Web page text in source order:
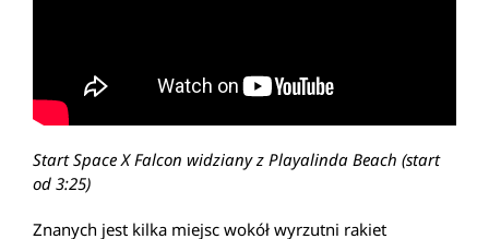
Start Space X Falcon widziany z Playalinda Beach (start
od 3:25)
Znanych jest kilka miejsc wokół wyrzutni rakiet